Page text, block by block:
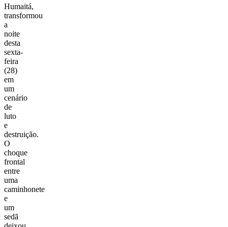
Humaitá,
transformou
a
noite
desta
sexta-
feira
(28)
em
um
cenário
de
luto
e
destruição.
O
choque
frontal
entre
uma
caminhonete
e
um
sedã